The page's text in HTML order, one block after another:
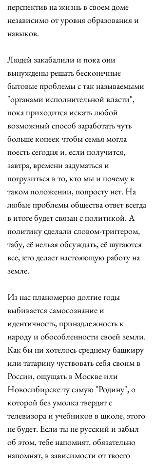
перспектив на жизнь в своем доме
независимо от уровня образования и
навыков.
Людей закабалили и пока они
вынуждены решать бесконечные
бытовые проблемы с так называемыми
"органами исполнительной власти",
пока приходится искать любой
возможный способ заработать чуть
больше копеек чтобы семья могла
поесть сегодня и, если получится,
завтра, времени задуматься и
погрузиться в то, кто мы и почему в
таком положении, попросту нет. На
любые проблемы общества ответ всегда
в итоге будет связан с политикой. А
политику сделали словом-триггером,
табу, её нельзя обсуждать, её шугаются
все, кто делает настояющую работу на
земле.
Из нас планомерно долгие годы
выбивается самосознание и
идентичность, принадлежность к
народу и обособленности своей земли.
Как бы ни хотелось среднему башкиру
или татарину чуствовать себя своим в
России, ощущать в Москве или
Новосибирске ту самую "Родину", о
которой без умолка твердят с
телевизора и учебников в школе, этого
не будет. Если ты не русский и забыл
об этом, тебе напомнят, обязательно
напомнят, в зависимости от твоего